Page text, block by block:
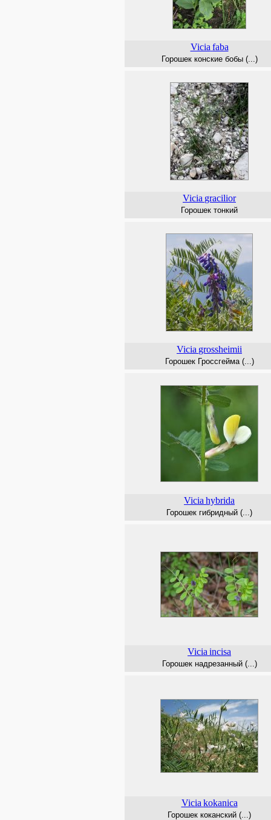
Vicia faba
Горошек конские бобы (...)
Vicia gracilior
Горошек тонкий
Vicia grossheimii
Горошек Гроссгейма (...)
Vicia hybrida
Горошек гибридный (...)
Vicia incisa
Горошек надрезанный (...)
Vicia kokanica
Горошек коканский (...)